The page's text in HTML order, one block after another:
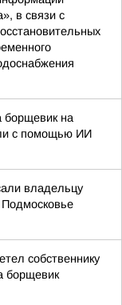
в связи с
на
с помощью ИИ
владельцу
собственнику
борщевик